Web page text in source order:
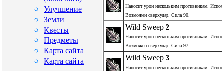
Улучшение
Земли
Квесты
Предметы
Карта сайта
Карта сайта
Наносит урон нескольким противникам.
Возможен сверхудар. Сила 90.
Wild Sweep 2
Наносит урон нескольким противникам.
Возможен сверхудар. Сила 97.
Wild Sweep 3
Наносит урон нескольким противникам.